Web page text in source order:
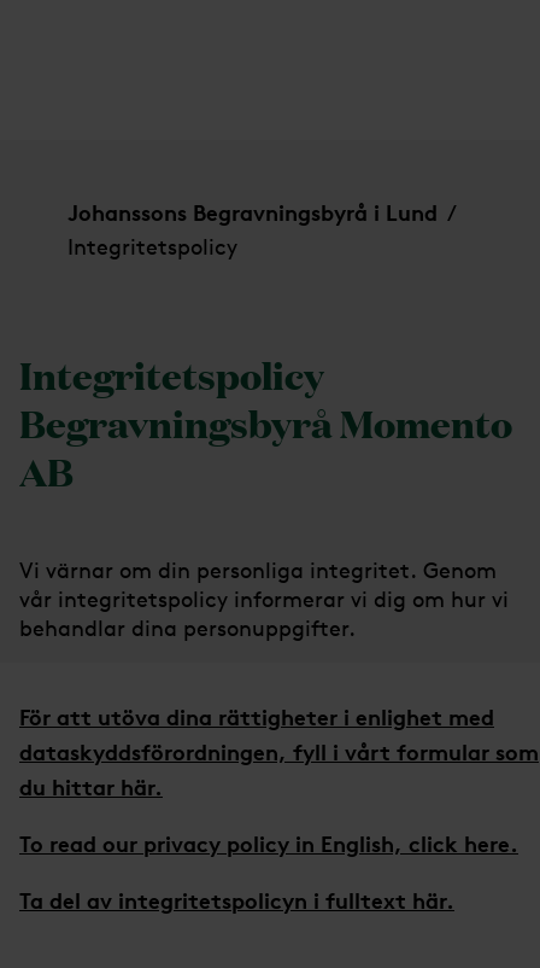
Johanssons Begravningsbyrå i Lund /
Integritetspolicy
Integritetspolicy
Begravningsbyrå Momento
AB
Vi värnar om din personliga integritet. Genom
vår integritetspolicy informerar vi dig om hur vi
behandlar dina personuppgifter.
För att utöva dina rättigheter i enlighet med
dataskyddsförordningen, fyll i vårt formular som
du hittar här.
To read our privacy policy in English, click here.
Ta del av integritetspolicyn i fulltext här.